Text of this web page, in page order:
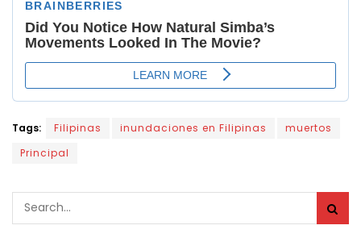
Tags: Filipinas inundaciones en Filipinas
muertos
Principal